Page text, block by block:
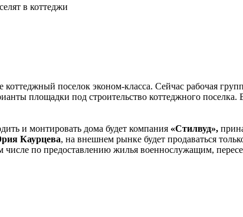
в коттеджи
поселок эконом-класса. Сейчас рабочая
площадки под строительство коттеджного поселка.
и монтировать дома будет компания «Стилвуд»,
Каурцева, на внешнем рынке будет продаваться
числе по предоставлению жилья военнослужащим,